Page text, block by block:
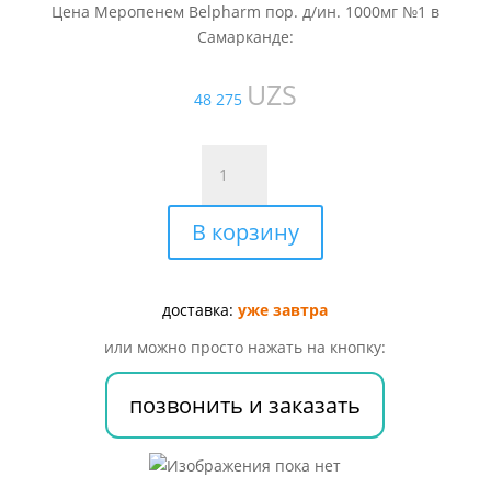
Цена Меропенем Belpharm пор. д/ин. 1000мг №1 в
Самарканде:
48 275 UZS
товара
Меропенем
Belpharm
пор.
ин.
№1
В корзину
доставка:уже завтра
или можно просто нажать на кнопку:
позвонить и заказать